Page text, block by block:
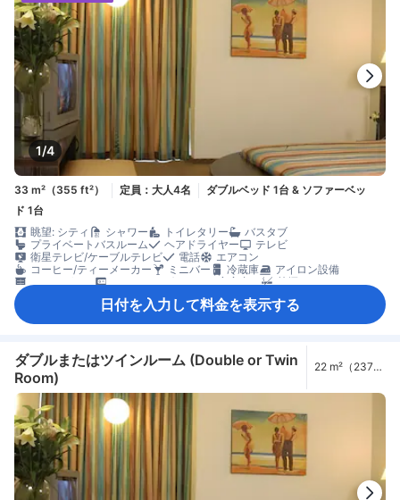
1/4
33 m²（355 ft²） 定員：大人4名
ダブルベッド 1台 & ソファーベッ
ド 1台
眺望: シティ
シャワー トイレタリー
バスタブ
プライベートバスルーム
ヘアドライヤー
テレビ
衛星テレビ/ケーブルテレビ
電話
エアコン
コーヒー/ティーメーカー
ミニバー 冷蔵庫
アイロン設備
セーフティボックス（客室内） 禁煙
日付を入力して料金を表示する
ダブルまたはツインルーム (Double or Twin
Room)
22 m²（237